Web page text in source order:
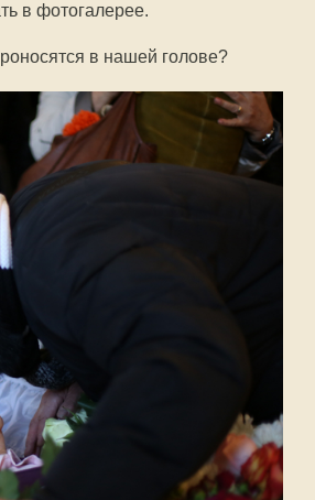
в фотогалерее.
в нашей голове?